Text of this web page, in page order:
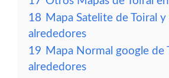
18 Mapa Satelite de Toiral y
alrededores
19 Mapa Normal google de
alrededores